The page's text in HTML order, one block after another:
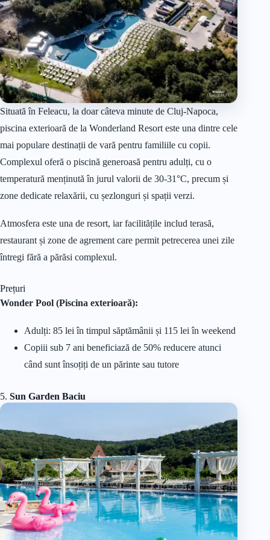
Situată în Feleacu, la doar câteva minute de Cluj-Napoca,
piscina exterioară de la Wonderland Resort este una dintre cele
mai populare destinații de vară pentru familiile cu copii.
Complexul oferă o piscină generoasă pentru adulți, cu o
temperatură menținută în jurul valorii de 30-31°C, precum și
zone dedicate relaxării, cu șezlonguri și spații verzi.
Atmosfera este una de resort, iar facilitățile includ terasă,
restaurant și zone de agrement care permit petrecerea unei zile
întregi fără a părăsi complexul.
Prețuri
Wonder Pool (Piscina exterioară):
Adulți: 85 lei în timpul săptămânii și 115 lei în weekend
Copiii sub 7 ani beneficiază de 50% reducere atunci
când sunt însoțiți de un părinte sau tutore
5. Sun Garden Baciu